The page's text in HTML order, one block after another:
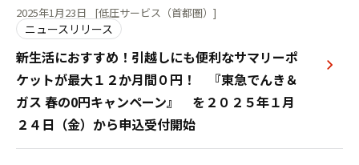
新生活におすすめ！引越しにも便利なサマリーポ
ケットが最大１２か月間０円！ 『東急でんき＆
ガス 春の0円キャンペーン』 を２０２５年１月
２４日（金）から申込受付開始
2025年1月23日 [低圧サービス（首都圏）]
ニュースリリース